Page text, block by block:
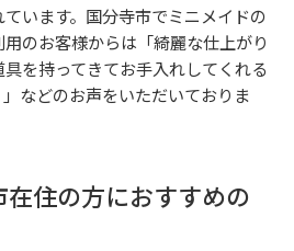
います。国分寺市でミニメイドの
のお客様からは「綺麗な仕上がり
を持ってきてお手入れしてくれる
などのお声をいただいておりま
住の方におすすめの